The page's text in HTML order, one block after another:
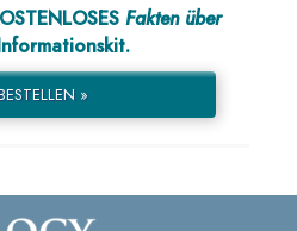
Fakten über
»